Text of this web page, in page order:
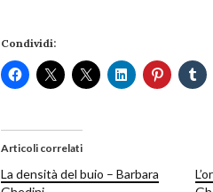
Condividi:
Articoli correlati
La densità del buio – Barbara